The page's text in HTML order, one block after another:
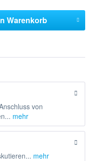
Warenkorb
von
mehr
mehr